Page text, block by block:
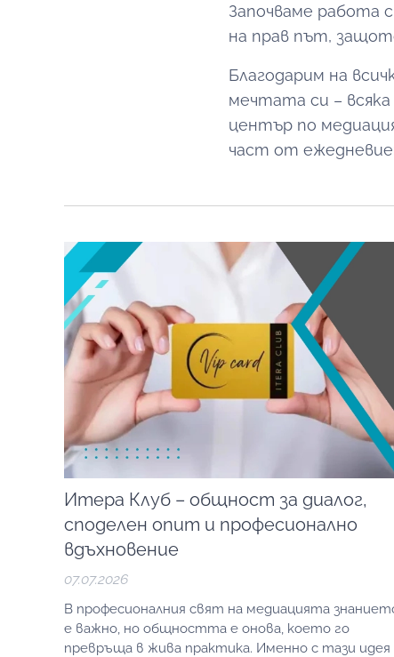
Започваме работа
на прав път,
Благодарим на
мечтата си –
център по
част от
Итера Клуб – общност за диалог,
споделен опит и професионално
вдъхновение
07.07.2026
В професионалния свят на медиацията
е важно, но общността е онова, което го
превръща в жива практика. Именно с тази идея